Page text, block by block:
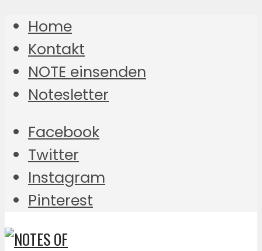
Home
Kontakt
NOTE einsenden
Notesletter
Facebook
Twitter
Instagram
Pinterest